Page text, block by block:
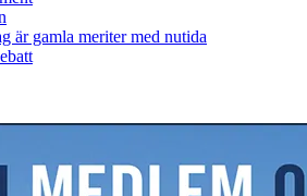
är gamla meriter med nutida